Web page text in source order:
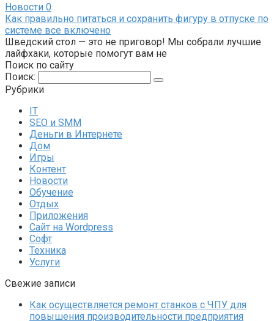
Новости 0
Как правильно питаться и сохранить фигуру в отпуске по
системе все включено
Шведский стол — это не приговор! Мы собрали лучшие
лайфхаки, которые помогут вам не
Поиск по сайту
Поиск:
Рубрики
IT
SEO и SMM
Деньги в Интернете
Дом
Игры
Контент
Новости
Обучение
Отдых
Приложения
Сайт на Wordpress
Софт
Техника
Услуги
Свежие записи
Как осуществляется ремонт станков с ЧПУ для
повышения производительности предприятия